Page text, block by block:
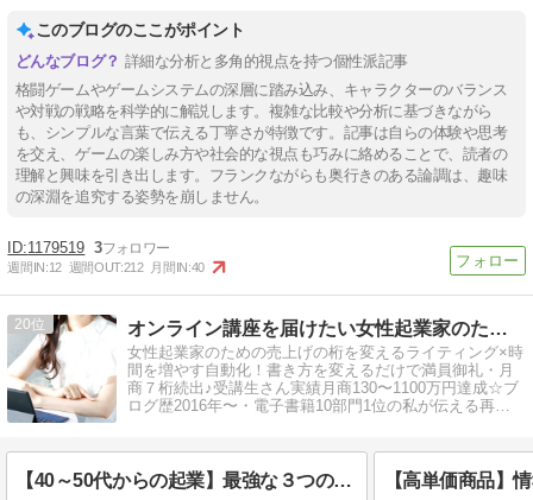
このブログのここがポイント
詳細な分析と多角的視点を持つ個性派記事
格闘ゲームやゲームシステムの深層に踏み込み、キャラクターのバランス
や対戦の戦略を科学的に解説します。複雑な比較や分析に基づきながら
も、シンプルな言葉で伝える丁寧さが特徴です。記事は自らの体験や思考
を交え、ゲームの楽しみ方や社会的な視点も巧みに絡めることで、読者の
理解と興味を引き出します。フランクながらも奥行きのある論調は、趣味
の深淵を追究する姿勢を崩しません。
1179519 3
週間IN:12 週間OUT:212 月間IN:40
20 オンライン講座を届けたい女性起業家のための売れる発信×自動化
女性起業家のための売上げの桁を変えるライティング×時
間を増やす自動化！書き方を変えるだけで満員御礼・月
商７桁続出♪受講生さん実績月商130〜1100万円達成☆ブ
ログ歴2016年〜・電子書籍10部門1位の私が伝える再現
【40～50代からの起業】最強な３つの理由